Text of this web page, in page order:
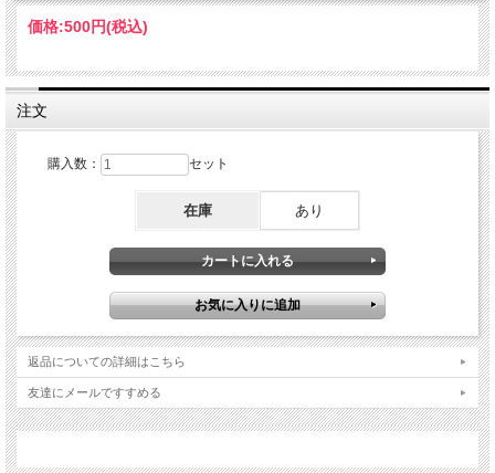
価格:500円(税込)
注文
購入数： セット
在庫 あり
返品についての詳細はこちら
友達にメールですすめる